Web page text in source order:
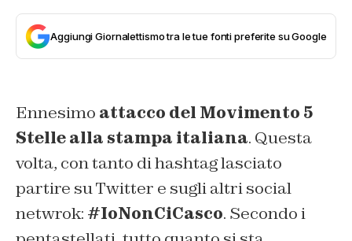
Aggiungi Giornalettismo tra le tue fonti preferite su Google
Ennesimo attacco del Movimento 5
Stelle alla stampa italiana. Questa
volta, con tanto di hashtag lasciato
partire su Twitter e sugli altri social
netwrok: #IoNonCiCasco. Secondo i